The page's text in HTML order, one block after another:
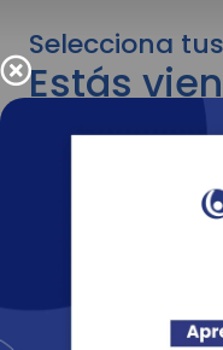
Selecciona
Estás
para
Para cambiar al
adelante
Entendido